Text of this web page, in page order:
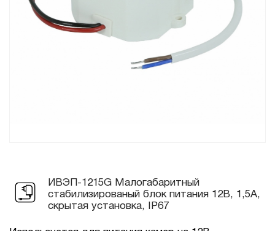
ИВЭП-1215G Малогабаритный
стабилизированый блок питания 12В, 1,5А,
скрытая установка, IP67